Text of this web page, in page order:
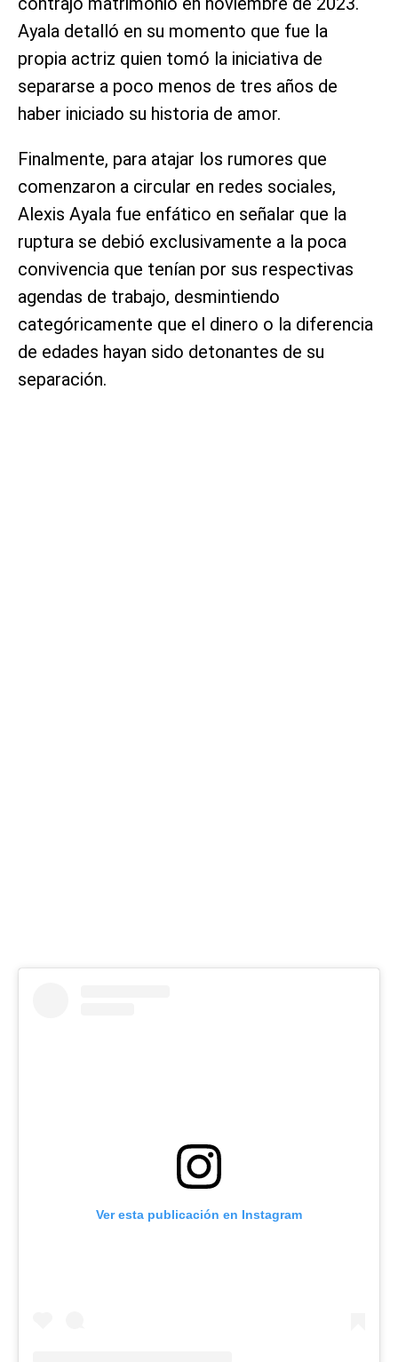
Ayala detalló en su momento que fue la
propia actriz quien tomó la iniciativa de
separarse a poco menos de tres años de
haber iniciado su historia de amor.
Finalmente, para atajar los rumores que
comenzaron a circular en redes sociales,
Alexis Ayala fue enfático en señalar que la
ruptura se debió exclusivamente a la poca
convivencia que tenían por sus respectivas
agendas de trabajo, desmintiendo
categóricamente que el dinero o la diferencia
de edades hayan sido detonantes de su
separación.
Ver esta publicación en Instagram